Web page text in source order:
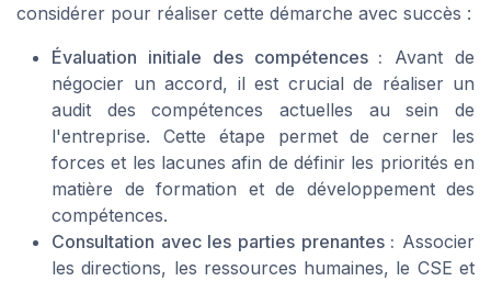
considérer pour réaliser cette démarche avec succès :
Évaluation initiale des compétences : Avant de
négocier un accord, il est crucial de réaliser un
audit des compétences actuelles au sein de
l'entreprise. Cette étape permet de cerner les
forces et les lacunes afin de définir les priorités en
matière de formation et de développement des
compétences.
Consultation avec les parties prenantes : Associer
les directions, les ressources humaines, le CSE et